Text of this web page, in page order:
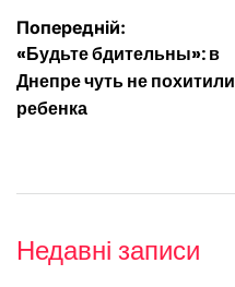
Навігація
записів
Попередній:
«Будьте бдительны»: в
Днепре чуть не похитили
ребенка
Недавні записи